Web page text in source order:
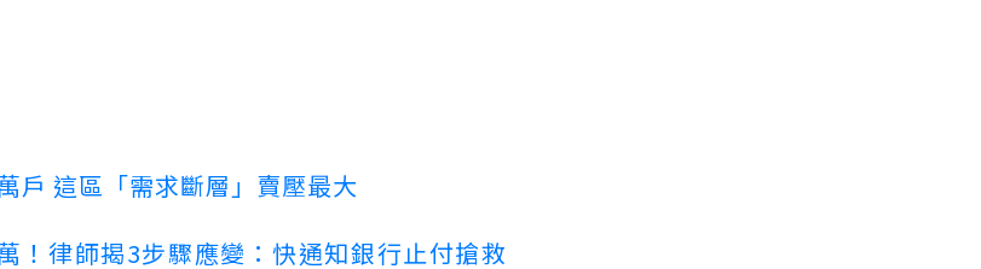
戶 這區「需求斷層」賣壓最大
！律師揭3步驟應變：快通知銀行止付搶救